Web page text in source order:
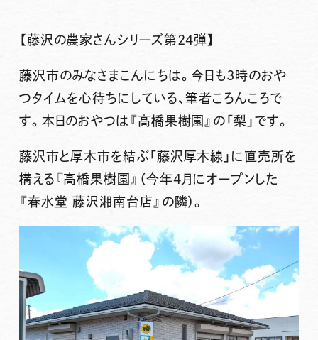
【藤沢の農家さんシリーズ第24弾】
藤沢市のみなさまこんにちは。今日も3時のおや
つタイムを心待ちにしている、筆者ころんころで
す。本日のおやつは 『高橋果樹園』 の 「梨」 です。
藤沢市と厚木市を結ぶ「藤沢厚木線」に直売所を
構える『高橋果樹園』（今年4月にオープンした
『春水堂 藤沢湘南台店』の隣）。